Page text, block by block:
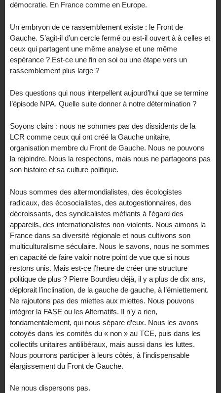
démocratie. En France comme en Europe.
Un embryon de ce rassemblement existe : le Front de
Gauche. S’agit-il d’un cercle fermé ou est-il ouvert à à celles et
ceux qui partagent une même analyse et une même
espérance ? Est-ce une fin en soi ou une étape vers un
rassemblement plus large ?
Des questions qui nous interpellent aujourd’hui que se termine
l’épisode NPA. Quelle suite donner à notre détermination ?
Soyons clairs : nous ne sommes pas des dissidents de la
LCR comme ceux qui ont créé la Gauche unitaire,
organisation membre du Front de Gauche. Nous ne pouvons
la rejoindre. Nous la respectons, mais nous ne partageons pas
son histoire et sa culture politique.
Nous sommes des altermondialistes, des écologistes
radicaux, des écosocialistes, des autogestionnaires, des
décroissants, des syndicalistes méfiants à l’égard des
appareils, des internationalistes non-violents. Nous aimons la
France dans sa diversité régionale et nous cultivons son
multiculturalisme séculaire. Nous le savons, nous ne sommes
en capacité de faire valoir notre point de vue que si nous
restons unis. Mais est-ce l’heure de créer une structure
politique de plus ? Pierre Bourdieu déjà, il y a plus de dix ans,
déplorait l’inclination, de la gauche de gauche, à l’émiettement.
Ne rajoutons pas des miettes aux miettes. Nous pouvons
intégrer la FASE ou les Alternatifs. Il n’y a rien,
fondamentalement, qui nous sépare d’eux. Nous les avons
cotoyés dans les comités du « non » au TCE, puis dans les
collectifs unitaires antilibéraux, mais aussi dans les luttes.
Nous pourrons participer à leurs côtés, à l’indispensable
élargissement du Front de Gauche.
Ne nous dispersons pas.